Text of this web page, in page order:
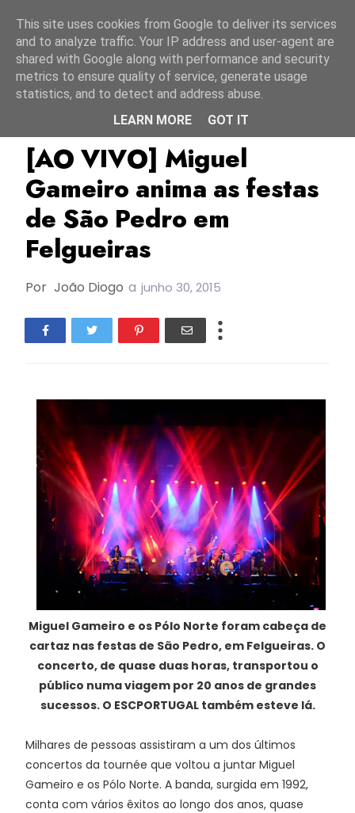
Miguel Gameiro
[AO VIVO] Miguel
Gameiro anima as festas
de São Pedro em
Felgueiras
Por João Diogo a junho 30, 2015
Miguel Gameiro e os Pólo Norte foram cabeça de
cartaz nas festas de São Pedro, em Felgueiras. O
concerto, de quase duas horas, transportou o
público numa viagem por 20 anos de grandes
sucessos. O ESCPORTUGAL também esteve lá.
Milhares de pessoas assistiram a um dos últimos
concertos da tournée que voltou a juntar Miguel
Gameiro e os Pólo Norte. A banda, surgida em 1992,
conta com vários êxitos ao longo dos anos, quase
This site uses cookies from Google to deliver its services
and to analyze traffic. Your IP address and user-agent are
shared with Google along with performance and security
metrics to ensure quality of service, generate usage
statistics, and to detect and address abuse.
LEARN MORE
GOT IT